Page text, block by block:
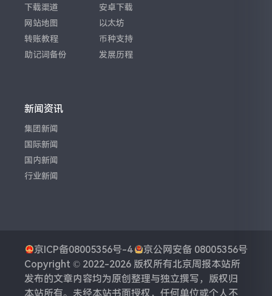
下载渠道
网站地图
转账教程
助记词备份
安卓下载
以太坊
币种支持
发展历程
新闻资讯
集团新闻
国际新闻
国内新闻
行业新闻
京ICP备08005356号-4
京公网安备 08005356号
Copyright © 2022-2026 版权所有北京周报本站所
发布的文章内容均为原创整理与独立撰写，版权归
本站所有。未经本站书面授权，任何单位或个人不